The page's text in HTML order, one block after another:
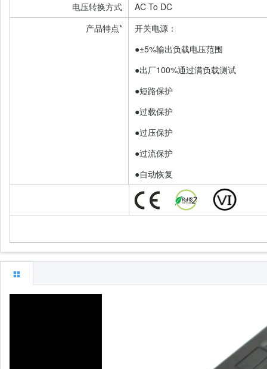
电压转换方式
AC To DC
产品特点*
开关电源：
●±5%输出负载电压范围
●出厂100%通过满负载测试
●短路保护
●过载保护
●过压保护
●过流保护
●自动恢复